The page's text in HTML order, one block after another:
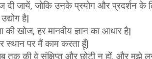
दी जायें, जोकि उनके प्रयोग और प्रदर्शन के
है|
खोज, हर मानवीय ज्ञान का आधार है|
स्थान पर मैं काम करता हूँ|
तक की वे संक्षिप्त और छोटी न हों, और मुझे